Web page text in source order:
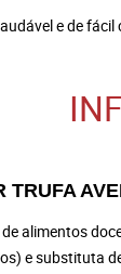
e de fácil
TRUFA
alimentos
e substituta